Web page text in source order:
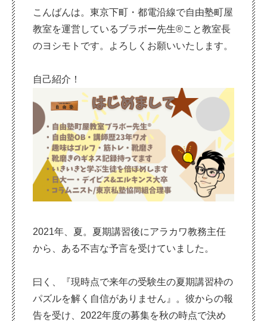
こんばんは。東京下町・都電沿線で自由塾町屋
教室を運営しているブラボー先生®こと教室長
のヨシモトです。よろしくお願いいたします。
自己紹介！
2021年、夏。夏期講習後にアラカワ教務主任
から、ある不吉な予言を受けていました。
曰く、『現時点で来年の受験生の夏期講習枠の
パズルを解く自信がありません』。彼からの報
告を受け、2022年度の募集を秋の時点で決め